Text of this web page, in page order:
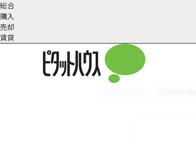
総合
購入
売却
賃貸